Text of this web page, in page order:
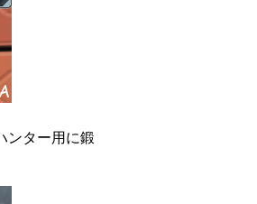
ンター用に鍛